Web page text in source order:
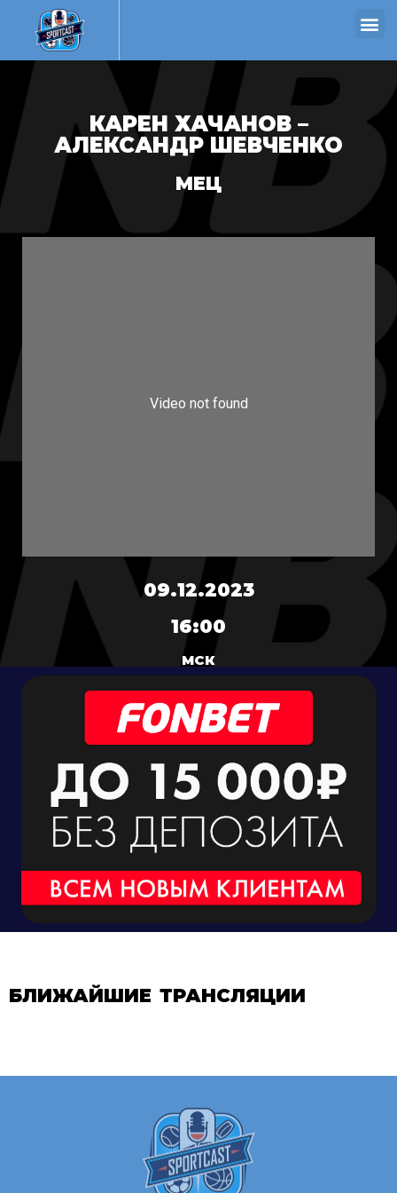
КАРЕН ХАЧАНОВ –
АЛЕКСАНДР ШЕВЧЕНКО
МЕЦ
09.12.2023
16:00
МСК
БЛИЖАЙШИЕ ТРАНСЛЯЦИИ